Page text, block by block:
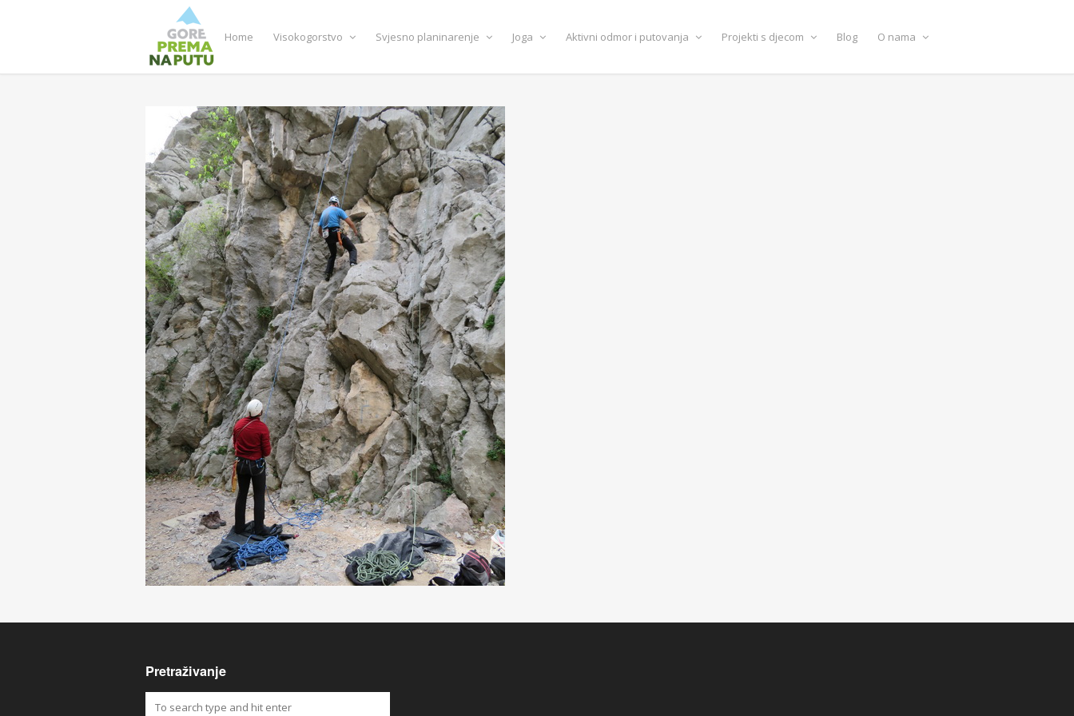
Home Visokogorstvo Svjesno planinarenje Joga Aktivni odmor i putovanja Projekti s djecom Blog O nama
Pretraživanje